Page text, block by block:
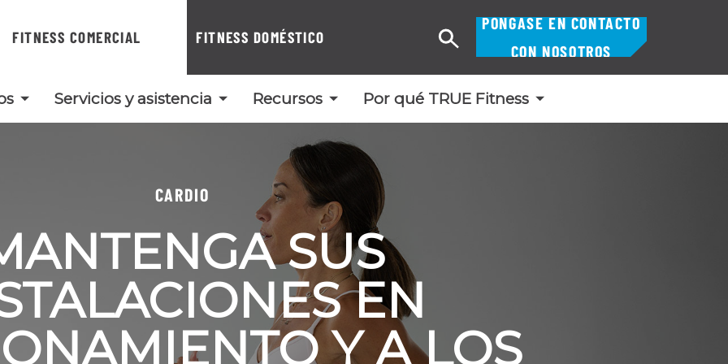
FITNESS COMERCIAL FITNESS DOMÉSTICO
Servicios y asistencia Recursos Por qué TRUE Fitness
PÓNGASE EN CONTACTO
CON NOSOTROS
Buscar
CARDIO
SUS
EN
Y A LOS